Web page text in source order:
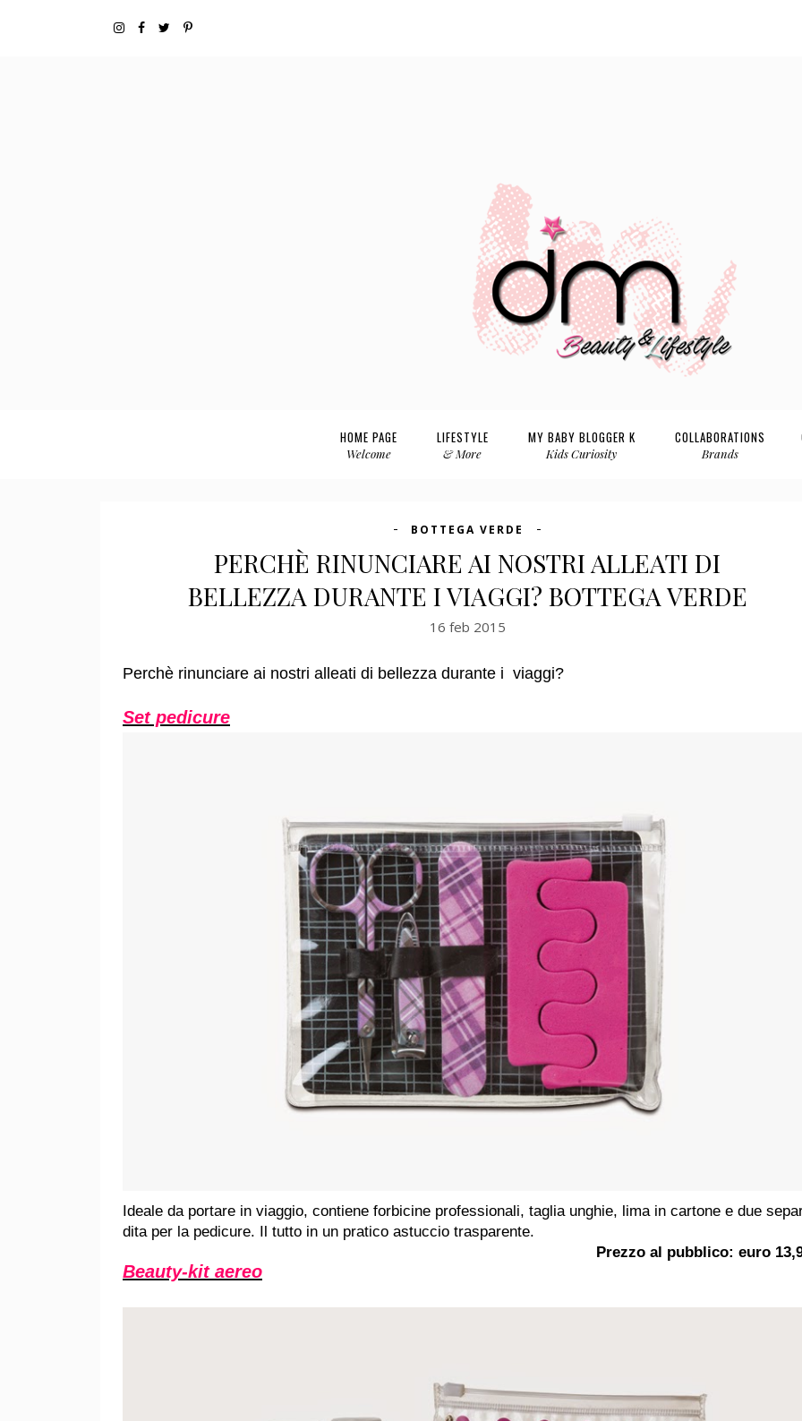
HOME PAGE
Welcome
LIFESTYLE
& More
MY BABY BLOGGER K
Kids Curiosity
COLLABORATIONS
Brands
BOTTEGA VERDE
PERCHÈ RINUNCIARE AI NOSTRI ALLEATI DI
BELLEZZA DURANTE I VIAGGI? BOTTEGA VERDE
16 feb 2015
Perchè rinunciare ai nostri alleati di bellezza durante i viaggi?
Set pedicure
Ideale da portare in viaggio, contiene forbicine professionali, taglia unghie, lima in cartone e due
dita per la pedicure. Il tutto in un pratico astuccio trasparente.
Prezzo al pubblico: euro
Beauty-kit aereo